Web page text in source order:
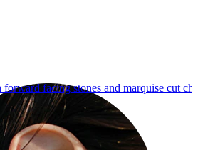
facing stones and marquise cut